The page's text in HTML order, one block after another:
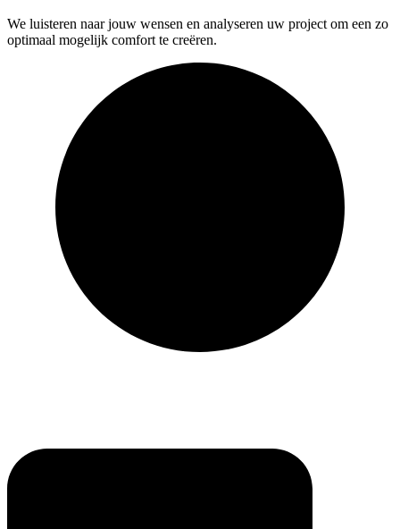
We luisteren naar jouw wensen en analyseren uw project om een zo
optimaal mogelijk comfort te creëren.